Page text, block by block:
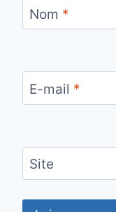
Nom *
E-mail *
Site